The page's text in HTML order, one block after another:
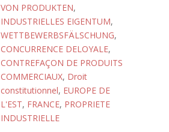
VON PRODUKTEN,
INDUSTRIELLES EIGENTUM,
WETTBEWERBSFÄLSCHUNG,
CONCURRENCE DELOYALE,
CONTREFAÇON DE PRODUITS
COMMERCIAUX, Droit
constitutionnel, EUROPE DE
L'EST, FRANCE, PROPRIETE
INDUSTRIELLE